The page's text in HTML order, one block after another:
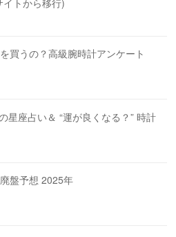
買うの？高級腕時計アンケート
星座占い＆ “運が良くなる？” 時計
盤予想 2025年